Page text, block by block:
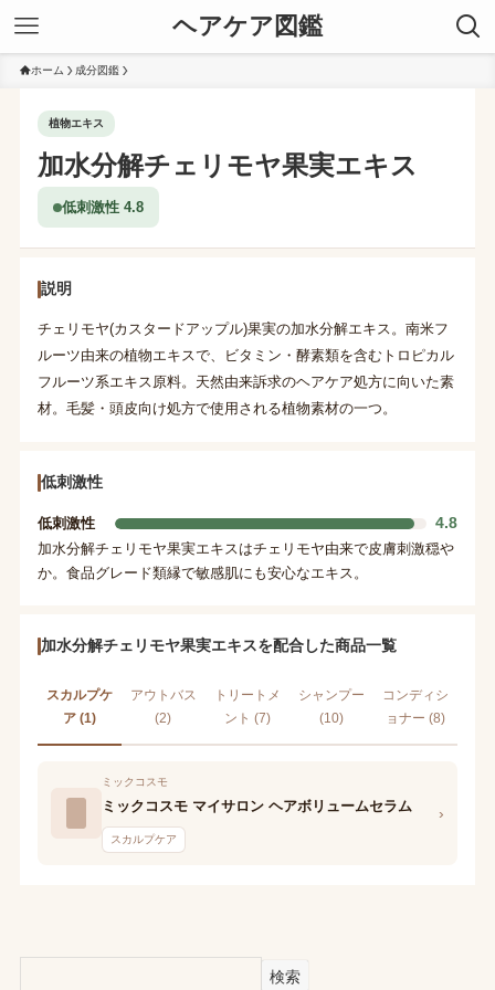
ヘアケア図鑑
ホーム 成分図鑑
植物エキス
加水分解チェリモヤ果実エキス
低刺激性 4.8
説明
チェリモヤ(カスタードアップル)果実の加水分解エキス。南米フ
ルーツ由来の植物エキスで、ビタミン・酵素類を含むトロピカル
フルーツ系エキス原料。天然由来訴求のヘアケア処方に向いた素
材。毛髪・頭皮向け処方で使用される植物素材の一つ。
低刺激性
低刺激性 4.8
加水分解チェリモヤ果実エキスはチェリモヤ由来で皮膚刺激穏や
か。食品グレード類縁で敏感肌にも安心なエキス。
加水分解チェリモヤ果実エキスを配合した商品一覧
スカルプケ
ア (1)
アウトバス
(2)
トリートメ
ント (7)
シャンプー
(10)
コンディシ
ョナー (8)
ミックコスモ
ミックコスモ マイサロン ヘアボリュームセラム
スカルプケア
›
検索